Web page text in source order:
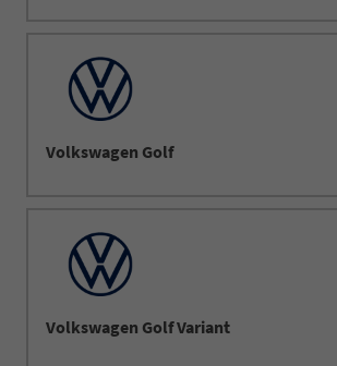
Volkswagen Golf
Volkswagen Golf Variant